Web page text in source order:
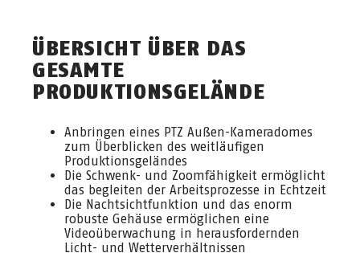
ÜBERSICHT ÜBER DAS
GESAMTE
PRODUKTIONSGELÄNDE
Anbringen eines PTZ Außen-Kameradomes
zum Überblicken des weitläufigen
Produktionsgeländes
Die Schwenk- und Zoomfähigkeit ermöglicht
das begleiten der Arbeitsprozesse in Echtzeit
Die Nachtsichtfunktion und das enorm
robuste Gehäuse ermöglichen eine
Videoüberwachung in herausfordernden
Licht- und Wetterverhältnissen